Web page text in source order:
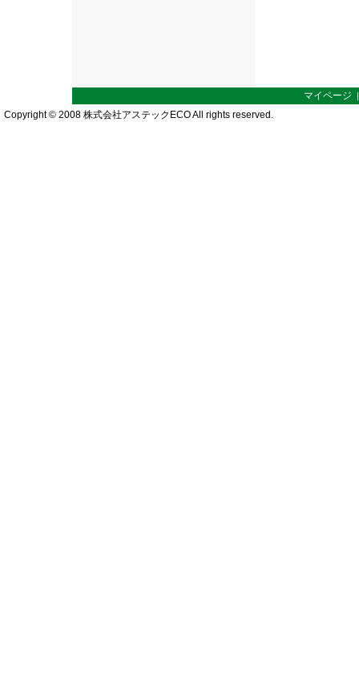
マイページ
Copyright © 2008 株式会社アステックECO All rights reserved.